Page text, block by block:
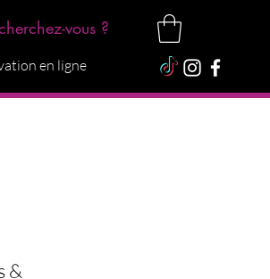
en ligne
&